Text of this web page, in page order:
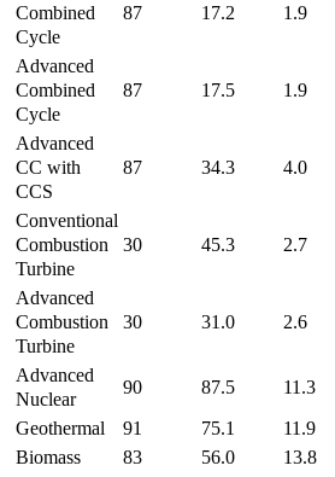
Combined
Cycle
87 17.2 1.9
Advanced
Combined
Cycle
87 17.5 1.9
Advanced
CC with
CCS
87 34.3 4.0
Conventional
Combustion
Turbine
30 45.3 2.7
Advanced
Combustion
Turbine
30 31.0 2.6
Advanced
Nuclear
90 87.5 11.3
Geothermal
91 75.1 11.9
Biomass
83 56.0 13.8